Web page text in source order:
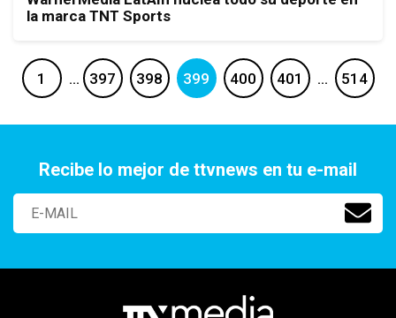
la marca TNT Sports
1 … 397 398 399 400 401 … 514
Recibe lo mejor de ttvnews en tu e-mail